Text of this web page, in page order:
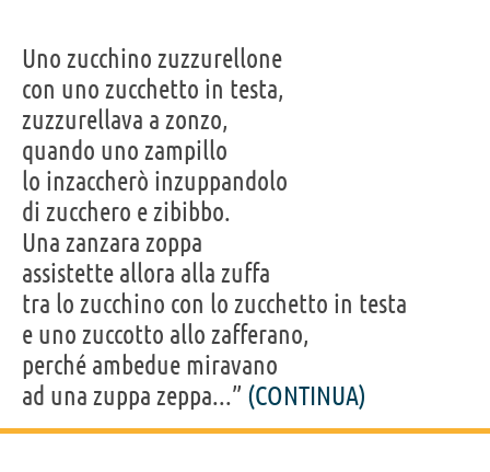
Uno zucchino zuzzurellone
con uno zucchetto in testa,
zuzzurellava a zonzo,
quando uno zampillo
lo inzaccherò inzuppandolo
di zucchero e zibibbo.
Una zanzara zoppa
assistette allora alla zuffa
tra lo zucchino con lo zucchetto in testa
e uno zuccotto allo zafferano,
perché ambedue miravano
ad una zuppa zeppa...” (CONTINUA)